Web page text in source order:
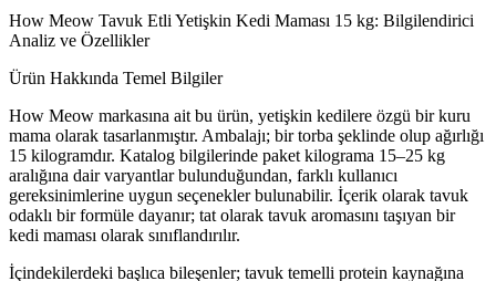
How Meow Tavuk Etli Yetişkin Kedi Maması 15 kg: Bilgilendirici
Analiz ve Özellikler
Ürün Hakkında Temel Bilgiler
How Meow markasına ait bu ürün, yetişkin kedilere özgü bir kuru
mama olarak tasarlanmıştır. Ambalajı; bir torba şeklinde olup ağırlığı
15 kilogramdır. Katalog bilgilerinde paket kilograma 15–25 kg
aralığına dair varyantlar bulunduğundan, farklı kullanıcı
gereksinimlerine uygun seçenekler bulunabilir. İçerik olarak tavuk
odaklı bir formüle dayanır; tat olarak tavuk aromasını taşıyan bir
kedi maması olarak sınıflandırılır.
İçindekilerdeki başlıca bileşenler; tavuk temelli protein kaynağına